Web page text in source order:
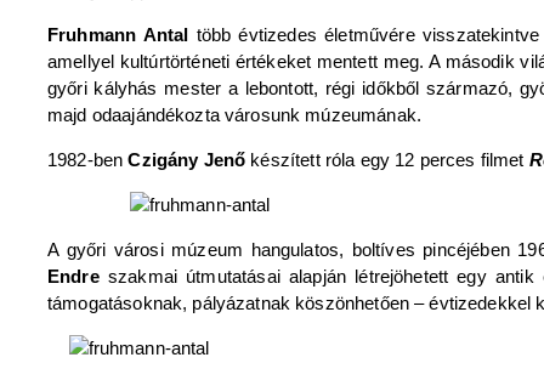
Fruhmann Antal több évtizedes életművére
amellyel kultúrtörténeti értékeket mentett meg. A második
győri kályhás mester a lebontott, régi időkből származó,
majd odaajándékozta városunk múzeumának.
1982-benCzigány Jenő készített róla egy 12 perces filmet
A győri városi múzeum hangulatos, boltíves pincéjében
Endreszakmai útmutatásai alapján létrejöhetett egy antik
támogatásoknak, pályázatnak köszönhetően –